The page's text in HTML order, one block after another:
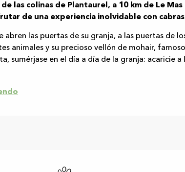
de las colinas de Plantaurel, a 10 km de Le
de una experiencia inolvidable con
abren las puertas de su granja, a las puertas de
animales y su precioso vellón de mohair,
sumérjase en el día a día de la granja: acaricie a